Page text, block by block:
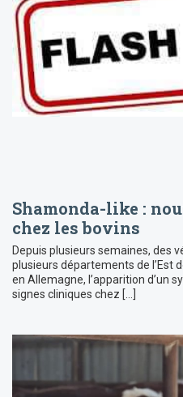
Shamonda-like :
chez les bovins
Depuis plusieurs semaines, des
plusieurs départements de l’Est
en Allemagne, l’apparition d’un
signes cliniques chez […]